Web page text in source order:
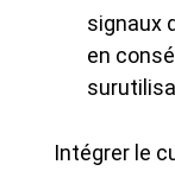
signaux
en
Intégrer le